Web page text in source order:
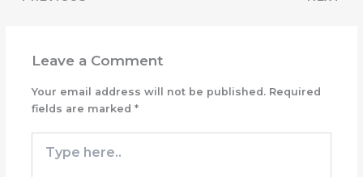
Leave a Comment
Your email address will not be published. Required
fields are marked *
here..